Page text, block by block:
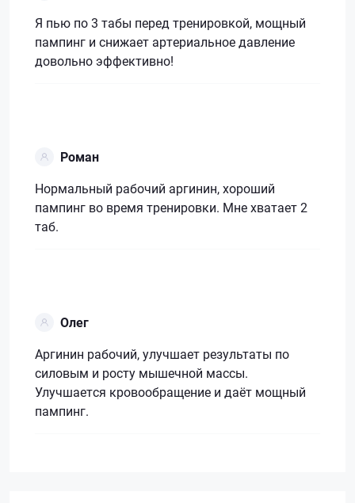
Я пью по 3 табы перед тренировкой, мощный
пампинг и снижает артериальное давление
довольно эффективно!
Роман
Нормальный рабочий аргинин, хороший
пампинг во время тренировки. Мне хватает 2
таб.
Олег
Аргинин рабочий, улучшает результаты по
силовым и росту мышечной массы.
Улучшается кровообращение и даёт мощный
пампинг.